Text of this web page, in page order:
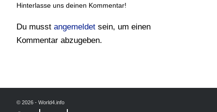
Hinterlasse uns deinen Kommentar!
Du musst angemeldetsein, um einen
Kommentar abzugeben.
© 2026 - World4.info